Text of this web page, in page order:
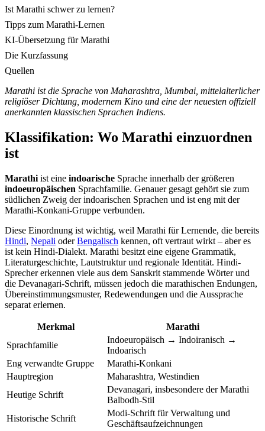
Ist Marathi schwer zu lernen?
Tipps zum Marathi-Lernen
KI-Übersetzung für Marathi
Die Kurzfassung
Quellen
Marathi ist die Sprache von Maharashtra, Mumbai, mittelalterlicher
religiöser Dichtung, modernem Kino und eine der neuesten offiziell
anerkannten klassischen Sprachen Indiens.
Klassifikation: Wo Marathi einzuordnen
ist
Marathi ist eine indoarische Sprache innerhalb der größeren
indoeuropäischen Sprachfamilie. Genauer gesagt gehört sie zum
südlichen Zweig der indoarischen Sprachen und ist eng mit der
Marathi-Konkani-Gruppe verbunden.
Diese Einordnung ist wichtig, weil Marathi für Lernende, die bereits
Hindi, Nepali oderBengalisch kennen, oft vertraut wirkt – aber es
ist kein Hindi-Dialekt. Marathi besitzt eine eigene Grammatik,
Literaturgeschichte, Lautstruktur und regionale Identität. Hindi-
Sprecher erkennen viele aus dem Sanskrit stammende Wörter und
die Devanagari-Schrift, müssen jedoch die marathischen Endungen,
Übereinstimmungsmuster, Redewendungen und die Aussprache
separat erlernen.
Merkmal
Marathi
Sprachfamilie
Indoeuropäisch → Indoiranisch →
Indoarisch
Eng verwandte Gruppe
Marathi-Konkani
Hauptregion
Maharashtra, Westindien
Heutige Schrift
Devanagari, insbesondere der Marathi
Balbodh-Stil
Historische Schrift
Modi-Schrift für Verwaltung und
Geschäftsaufzeichnungen